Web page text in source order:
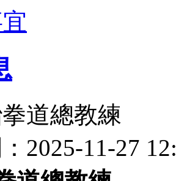
道總教練
2025-11-27